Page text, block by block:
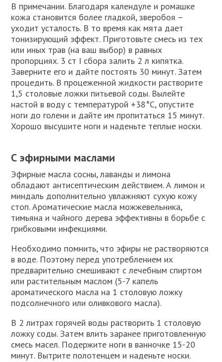
В примечании. Благодаря календуле и ромашке
кожа становится более гладкой, зверобоя –
уходит усталость. В то время как мята дает
тонизирующий эффект. Приготовьте смесь из тех
или иных трав (на ваш выбор) в равных
пропорциях. 3 ст I сбора залить 2 л кипятка.
Заверните его и дайте постоять 30 минут. Затем
процедить. В процеженной жидкости растворите
1,5 столовые ложки питьевой соды. Вылейте
настой в воду с температурой +38°С, опустите
ноги до голени и дайте им пропитаться 15 минут.
Хорошо высушите ноги и наденьте теплые носки.
С эфирными маслами
Эфирные масла сосны, лаванды и лимона
обладают антисептическим действием. А лимон и
миндаль дополнительно увлажняют сухую кожу
стоп. Ароматические масла можжевельника,
тимьяна и чайного дерева эффективны в борьбе с
грибковыми инфекциями.
Необходимо помнить, что эфиры не растворяются
в воде. Поэтому перед употреблением их
предварительно смешивают с лечебным спиртом
или растительным маслом (5-7 капель
ароматического масла на 1 столовую ложку
подсолнечного или оливкового масла).
В 2 литрах горячей воды растворить 1 столовую
ложку соды. Затем влить заранее приготовленную
смесь масел. Подержите ноги в ванночке 15-20
минут. Вытрите полотенцем и наденьте носки.